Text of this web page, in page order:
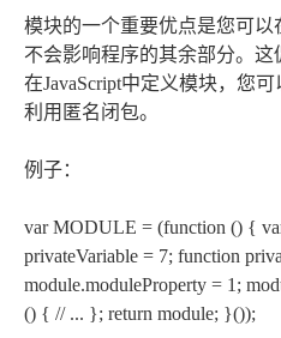
模块的一个重要优点是您可
不会影响程序的其余部分。
在JavaScript中定义模块，您
利用匿名闭包。
例子：
var MODULE = (function () {
privateVariable = 7; function
module.moduleProperty = 1;
() { // ... }; return module; }());